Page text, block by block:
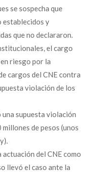
se sospecha que
establecidos y
que no declararon.
el cargo
riesgo por la
cargos del CNE contra
violación de los
supuesta violación
de pesos (unos
del CNE como
llevó el caso ante la